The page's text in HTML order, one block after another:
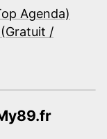
Agenda)
/